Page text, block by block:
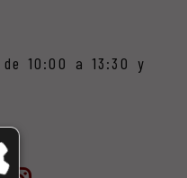
10:00 a 13:30 y